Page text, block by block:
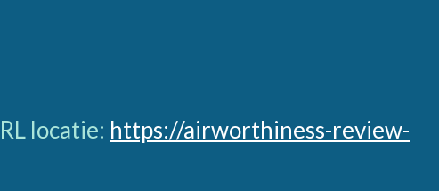
locatie: https://airworthiness-review-